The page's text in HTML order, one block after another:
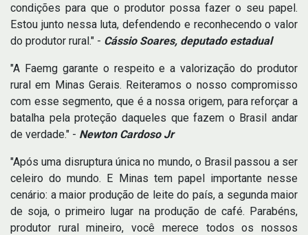
condições para que o produtor possa fazer o seu papel.
Estou junto nessa luta, defendendo e reconhecendo o valor
do produtor rural." - Cássio Soares, deputado estadual
"A Faemg garante o respeito e a valorização do produtor
rural em Minas Gerais. Reiteramos o nosso compromisso
com esse segmento, que é a nossa origem, para reforçar a
batalha pela proteção daqueles que fazem o Brasil andar
de verdade." - Newton Cardoso Jr
"Após uma disruptura única no mundo, o Brasil passou a ser
celeiro do mundo. E Minas tem papel importante nesse
cenário: a maior produção de leite do país, a segunda maior
de soja, o primeiro lugar na produção de café. Parabéns,
produtor rural mineiro, você merece todos os nossos